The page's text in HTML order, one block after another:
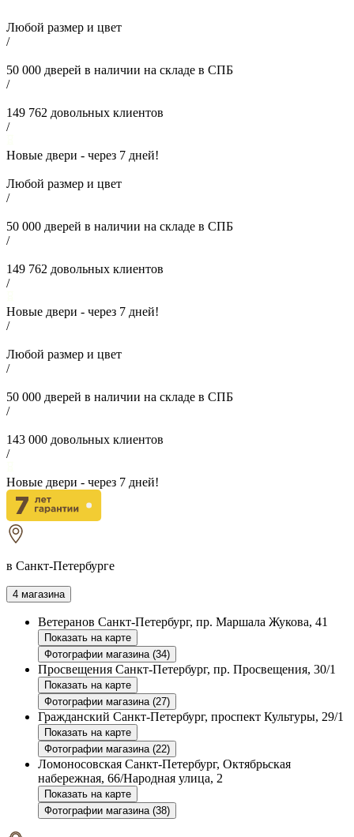
Любой размер и цвет
/
50 000 дверей в наличии на складе в СПБ
/
149 762 довольных клиентов
/
Новые двери - через 7 дней!
Любой размер и цвет
/
50 000 дверей в наличии на складе в СПБ
/
149 762 довольных клиентов
/
Новые двери - через 7 дней!
/
Любой размер и цвет
/
50 000 дверей в наличии на складе в СПБ
/
143 000 довольных клиентов
/
Новые двери - через 7 дней!
в Санкт-Петербурге
4 магазина
Ветеранов Санкт-Петербург, пр. Маршала Жукова, 41
Показать на карте
Фотографии магазина (34)
Просвещения Санкт-Петербург, пр. Просвещения, 30/1
Показать на карте
Фотографии магазина (27)
Гражданский Санкт-Петербург, проспект Культуры, 29/1
Показать на карте
Фотографии магазина (22)
Ломоносовская Санкт-Петербург, Октябрьская
набережная, 66/Народная улица, 2
Показать на карте
Фотографии магазина (38)